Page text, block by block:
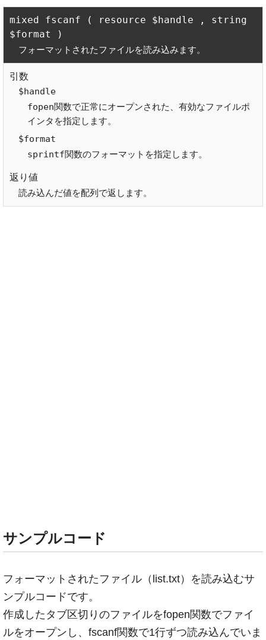
mixed fscanf ( resource $handle , string
フォーマットされたファイルを読み込みます。
$handle
fopen関数で正常にオープンされた、有効なファイルポ
インタを指定します。
$format
sprintf関数のフォーマットを指定します。
読み込んだ値を配列で返します。
サンプルコード
フォーマットされたファイル（list.txt）を読み込むサ
ンプルコードです。
作成したタブ区切りのファイルをfopen関数でファイ
ルをオープンし、fscanf関数で1行ずつ読み込んでいま